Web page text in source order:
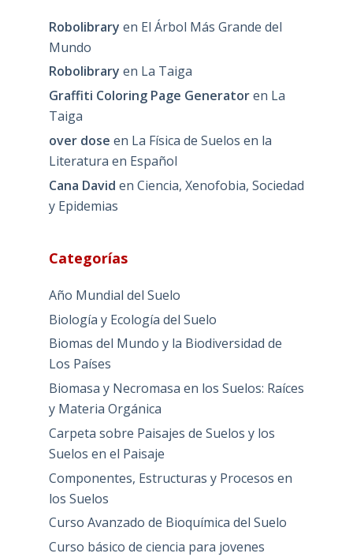
Robolibrary en El Árbol Más Grande del
Mundo
Robolibrary en La Taiga
Graffiti Coloring Page Generatoren La
Taiga
over dose en La Física de Suelos en la
Literatura en Español
Cana David en Ciencia, Xenofobia, Sociedad
y Epidemias
Categorías
Año Mundial del Suelo
Biología y Ecología del Suelo
Biomas del Mundo y la Biodiversidad de
Los Países
Biomasa y Necromasa en los Suelos: Raíces
y Materia Orgánica
Carpeta sobre Paisajes de Suelos y los
Suelos en el Paisaje
Componentes, Estructuras y Procesos en
los Suelos
Curso Avanzado de Bioquímica del Suelo
Curso básico de ciencia para jovenes